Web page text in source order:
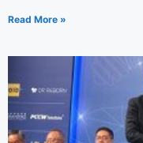
Read More »